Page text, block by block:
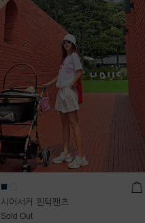
시어서커 핀턱팬츠
Sold Out